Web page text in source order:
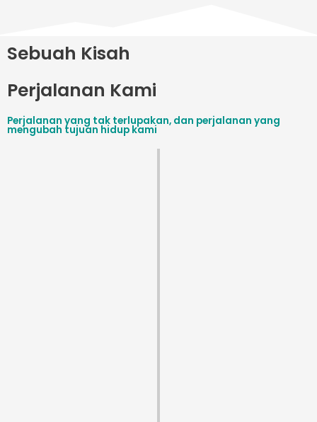
Sebuah Kisah
Perjalanan Kami
Perjalanan yang tak terlupakan, dan perjalanan yang
mengubah tujuan hidup kami